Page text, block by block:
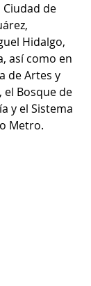
Ciudad de
Hidalgo,
así como en
de Artes y
el Bosque de
y el Sistema
Metro.